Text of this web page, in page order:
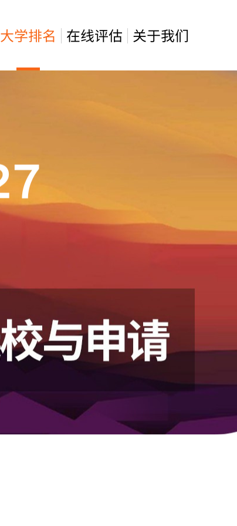
大学排名 在线评估 关于我们